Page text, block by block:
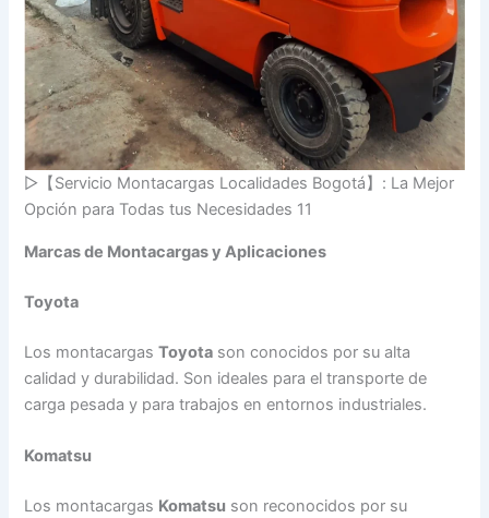
▷【Servicio Montacargas Localidades Bogotá】: La Mejor
Opción para Todas tus Necesidades 11
Marcas de Montacargas y Aplicaciones
Toyota
Los montacargasToyota son conocidos por su alta
calidad y durabilidad. Son ideales para el transporte de
carga pesada y para trabajos en entornos industriales.
Komatsu
Los montacargas Komatsu son reconocidos por su